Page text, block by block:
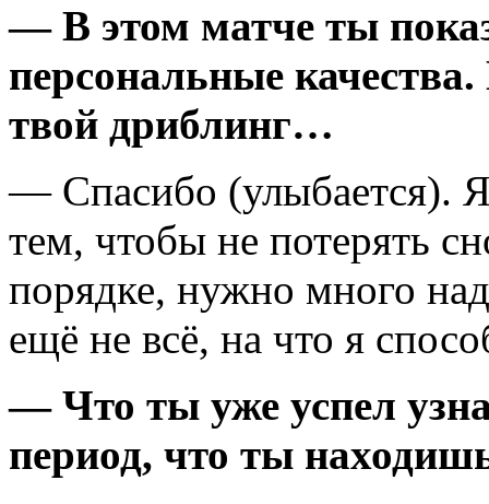
— В этом матче ты
персональные
твой дриблинг…
— Спасибо (улыбается).
тем, чтобы не потерять
порядке, нужно много
ещё не всё, на что я
— Что ты уже успел
период, что ты